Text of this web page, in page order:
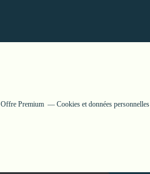
Offre Premium Cookies et données personnelles